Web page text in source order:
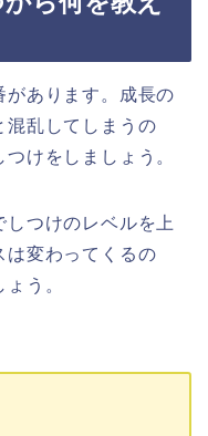
があります。成長の
混乱してしまうの
けをしましょう。
つけのレベルを上
は変わってくるの
う。